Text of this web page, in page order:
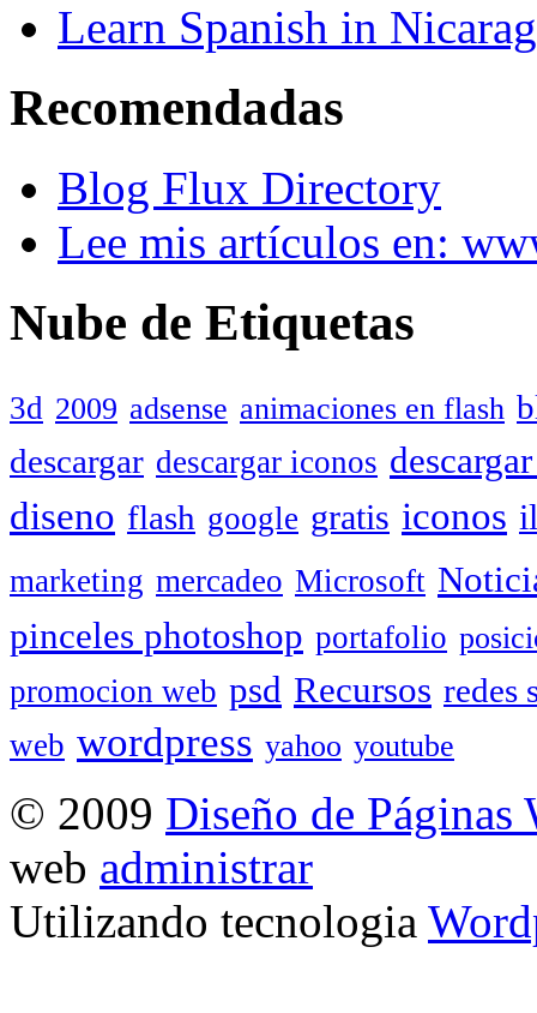
Learn Spanish in
Recomendadas
Blog Flux Directory
Lee mis artículos en:
Nube de Etiquetas
3d 2009 adsense animaciones en flash
descargar descargar iconos
diseno flash google gratis iconos
marketing mercadeo Microsoft
pinceles photoshop portafolio
promocion web psd Recursos redes
web wordpress yahoo youtube
© 2009 Diseño de Páginas
web administrar
Utilizando tecnologia